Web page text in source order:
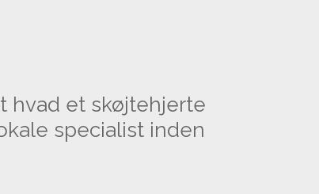
hvad et skøjtehjerte
specialist inden